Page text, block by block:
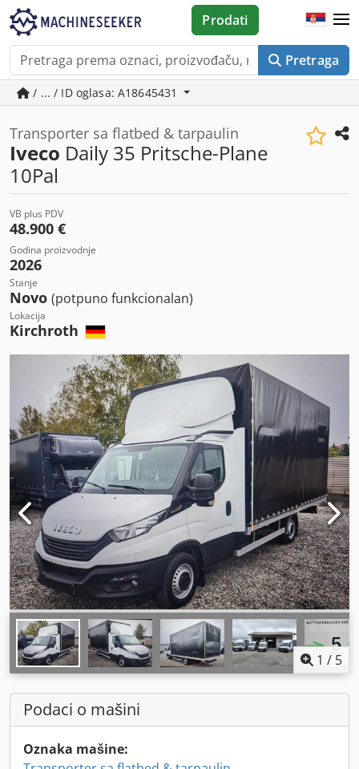
Pretraga
Prodati
/ ... / ID oglasa: A18645431
Transporter sa flatbed & tarpaulin
Iveco Daily 35 Pritsche-Plane
10Pal
VB plus PDV
48.900 €
Godina proizvodnje
2026
Stanje
Novo (potpuno funkcionalan)
Lokacija
Kirchroth
1 / 5
Podaci o mašini
Oznaka mašine: